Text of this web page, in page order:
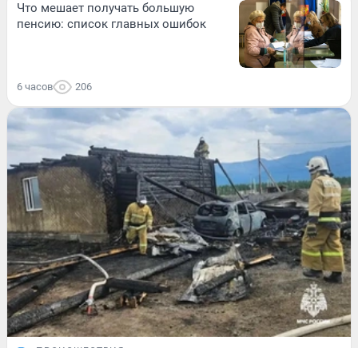
Что мешает получать большую
пенсию: список главных ошибок
6 часов 206